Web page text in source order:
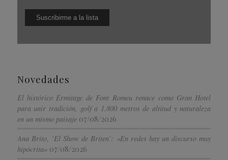
Novedades
El histórico Ermitage de Font Romeu renace como Gran Hotel
para unir tradición, golf a 1.800 metros de altitud y naturaleza
en un mismo paisaje 07/08/2026
Ana Brito, ‘El Show de Briten’: «En redes hay un discurso muy
hipócrita» 07/08/2026